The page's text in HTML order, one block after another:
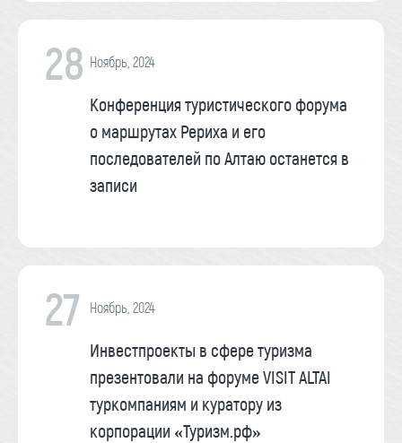
28 Ноябрь, 2024
Конференция туристического форума
о маршрутах Рериха и его
последователей по Алтаю останется в
записи
27 Ноябрь, 2024
Инвестпроекты в сфере туризма
презентовали на форуме VISIT ALTAI
туркомпаниям и куратору из
корпорации «Туризм.рф»